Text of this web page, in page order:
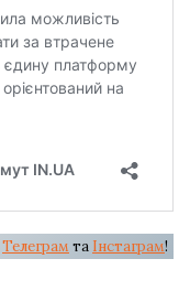
Телеграм та Інстаграм!